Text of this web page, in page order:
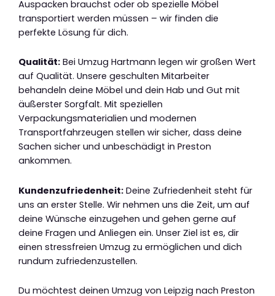
Auspacken brauchst oder ob spezielle Möbel
transportiert werden müssen – wir finden die
perfekte Lösung für dich.
Qualität: Bei Umzug Hartmann legen wir großen Wert
auf Qualität. Unsere geschulten Mitarbeiter
behandeln deine Möbel und dein Hab und Gut mit
äußerster Sorgfalt. Mit speziellen
Verpackungsmaterialien und modernen
Transportfahrzeugen stellen wir sicher, dass deine
Sachen sicher und unbeschädigt in Preston
ankommen.
Kundenzufriedenheit: Deine Zufriedenheit steht für
uns an erster Stelle. Wir nehmen uns die Zeit, um auf
deine Wünsche einzugehen und gehen gerne auf
deine Fragen und Anliegen ein. Unser Ziel ist es, dir
einen stressfreien Umzug zu ermöglichen und dich
rundum zufriedenzustellen.
Du möchtest deinen Umzug von Leipzig nach Preston